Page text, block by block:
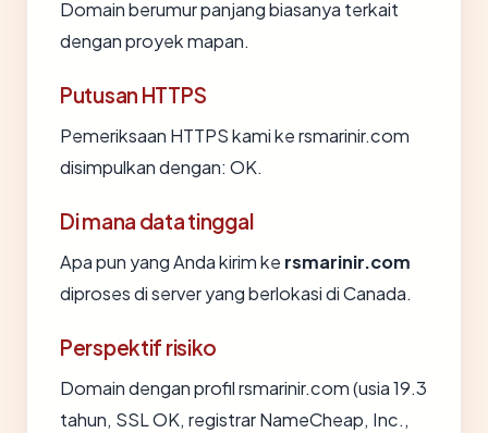
Domain berumur panjang biasanya terkait
dengan proyek mapan.
Putusan HTTPS
Pemeriksaan HTTPS kami ke rsmarinir.com
disimpulkan dengan: OK.
Di mana data tinggal
Apa pun yang Anda kirim ke rsmarinir.com
diproses di server yang berlokasi di Canada.
Perspektif risiko
Domain dengan profil rsmarinir.com (usia 19.3
tahun, SSL OK, registrar NameCheap, Inc.,